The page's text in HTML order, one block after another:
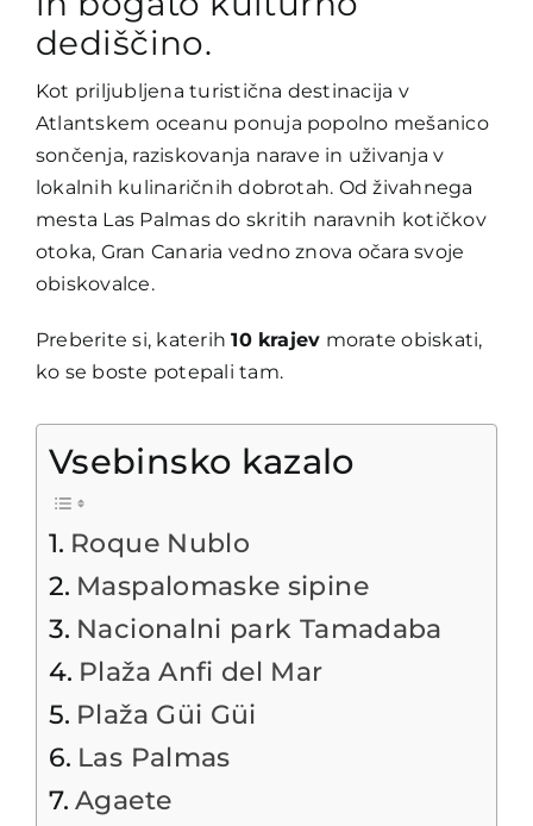
dediščino.
Kot priljubljena turistična destinacija v
Atlantskem oceanu ponuja popolno mešanico
sončenja, raziskovanja narave in uživanja v
lokalnih kulinaričnih dobrotah. Od živahnega
mesta Las Palmas do skritih naravnih kotičkov
otoka, Gran Canaria vedno znova očara svoje
obiskovalce.
Preberite si, katerih10 krajev morate obiskati,
ko se boste potepali tam.
Vsebinsko kazalo
Roque Nublo
Maspalomaske sipine
Nacionalni park Tamadaba
Plaža Anfi del Mar
Plaža Güi Güi
Las Palmas
Agaete